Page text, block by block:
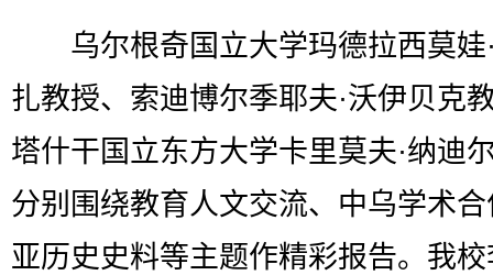
乌尔根奇国立大学玛德拉西莫娃
扎教授、索迪博尔季耶夫·沃伊贝克
塔什干国立东方大学卡里莫夫·纳迪
分别围绕教育人文交流、中乌学术
亚历史史料等主题作精彩报告。我